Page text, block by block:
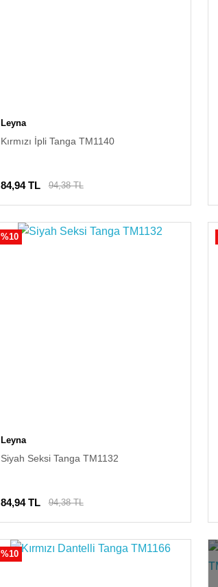
Leyna
Kırmızı İpli Tanga TM1140
84,94 TL 94,38 TL
%10
Leyna
Siyah Seksi Tanga TM1132
84,94 TL 94,38 TL
%10